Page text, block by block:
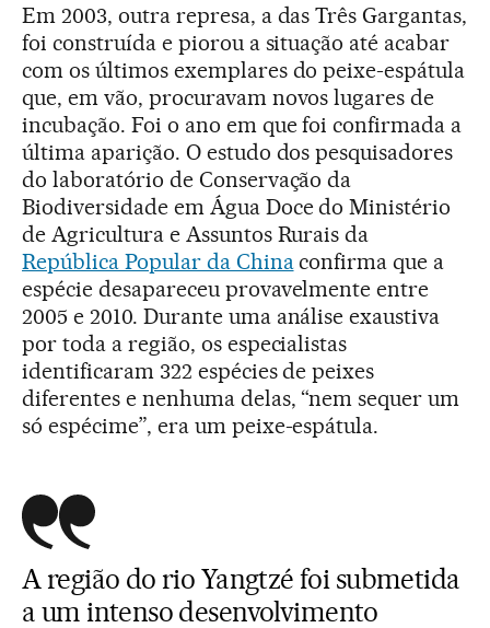
Em 2003, outra represa, a das Três Gargantas,
foi construída e piorou a situação até acabar
com os últimos exemplares do peixe-espátula
que, em vão, procuravam novos lugares de
incubação. Foi o ano em que foi confirmada a
última aparição. O estudo dos pesquisadores
do laboratório de Conservação da
Biodiversidade em Água Doce do Ministério
de Agricultura e Assuntos Rurais da
República Popular da Chinaconfirma que a
espécie desapareceu provavelmente entre
2005 e 2010. Durante uma análise exaustiva
por toda a região, os especialistas
identificaram 322 espécies de peixes
diferentes e nenhuma delas, “nem sequer um
só espécime”, era um peixe-espátula.
A região do rio Yangtzé foi submetida
a um intenso desenvolvimento